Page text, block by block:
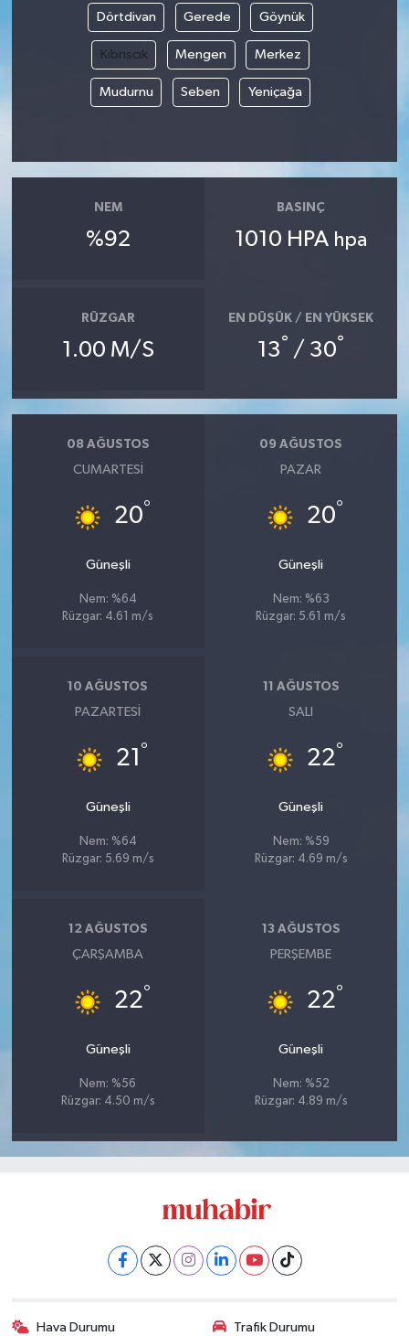
Dörtdivan Gerede Göynük
Kıbrıscık Mengen Merkez
Mudurnu Seben Yeniçağa
NEM
%92
BASINÇ
1010 HPA hpa
RÜZGAR
1.00 M/S
EN DÜŞÜK / EN YÜKSEK
13° / 30°
08 AĞUSTOS
CUMARTESI
20°
Güneşli
Nem: %64
Rüzgar: 4.61 m/s
09 AĞUSTOS
PAZAR
20°
Güneşli
Nem: %63
Rüzgar: 5.61 m/s
10 AĞUSTOS
PAZARTESI
21 °
Güneşli
Nem: %64
Rüzgar: 5.69 m/s
11 AĞUSTOS
SALI
22°
Güneşli
Nem: %59
Rüzgar: 4.69 m/s
12 AĞUSTOS
ÇARŞAMBA
22°
Güneşli
Nem: %56
Rüzgar: 4.50 m/s
13 AĞUSTOS
PERŞEMBE
22°
Güneşli
Nem: %52
Rüzgar: 4.89 m/s
Hava Durumu Trafik Durumu